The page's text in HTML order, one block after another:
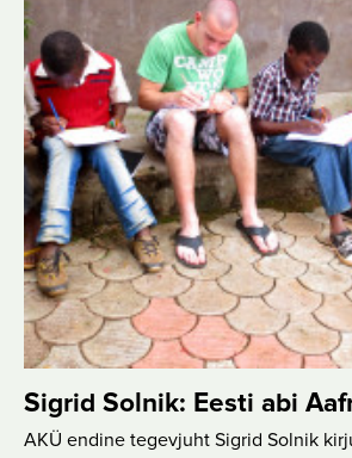
Sigrid Solnik: Eesti abi
AKÜ endine tegevjuht Sigrid Solnik